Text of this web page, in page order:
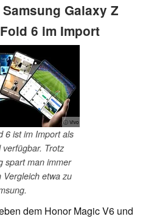
Galaxy Z
6 im Import
ⓘ Vivo
6 ist im Import als
verfügbar. Trotz
spart man immer
Vergleich etwa zu
dem Honor Magic V6 und